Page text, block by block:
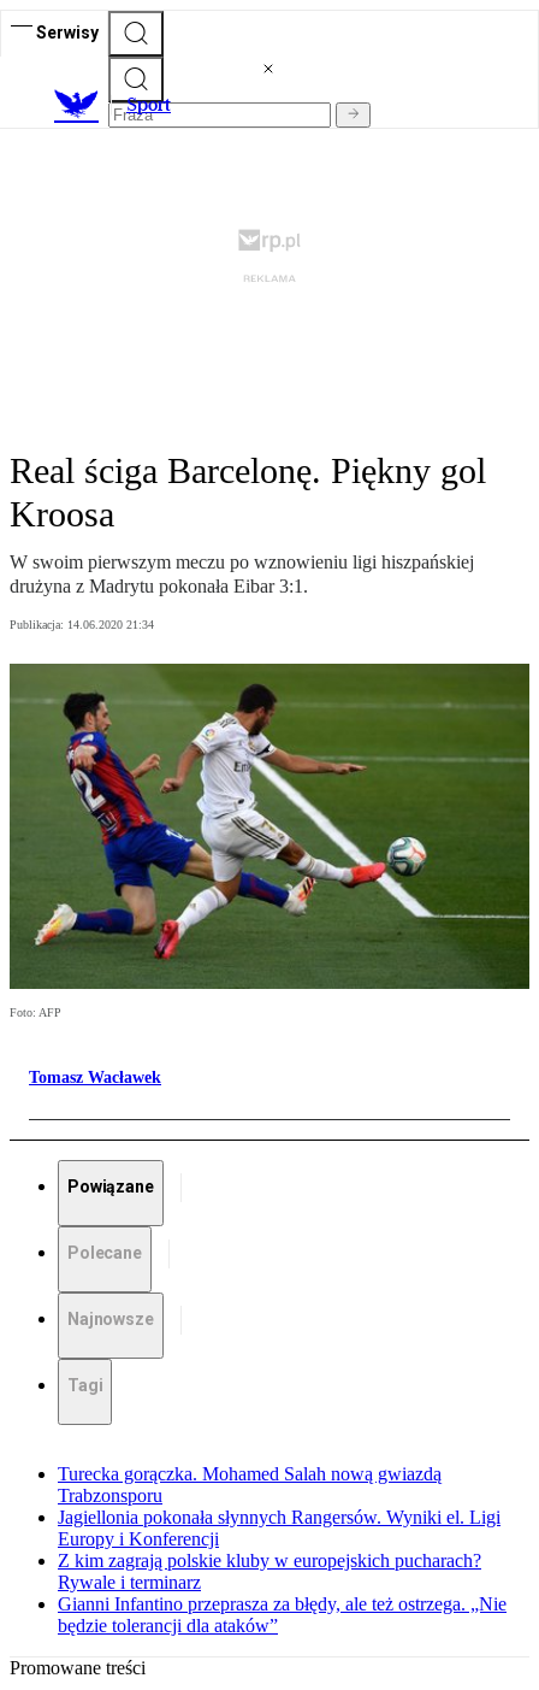
Serwisy
Sport
Real ściga Barcelonę. Piękny gol
Kroosa
W swoim pierwszym meczu po wznowieniu ligi hiszpańskiej
drużyna z Madrytu pokonała Eibar 3:1.
Publikacja: 14.06.2020 21:34
Foto: AFP
Tomasz Wacławek
Powiązane
Polecane
Najnowsze
Tagi
Turecka gorączka. Mohamed Salah nową gwiazdą
Trabzonsporu
Jagiellonia pokonała słynnych Rangersów. Wyniki el. Ligi
Europy i Konferencji
Z kim zagrają polskie kluby w europejskich pucharach?
Rywale i terminarz
Gianni Infantino przeprasza za błędy, ale też ostrzega. „Nie
będzie tolerancji dla ataków”
Promowane treści